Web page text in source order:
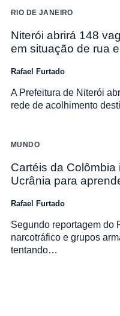
RIO DE JANEIRO
Niterói abrirá 148
em situação de rua
Rafael Furtado
A Prefeitura de Niterói
rede de acolhimento
MUNDO
Cartéis da Colômbia
Ucrânia para
Rafael Furtado
Segundo reportagem do
narcotráfico e grupos
tentando…